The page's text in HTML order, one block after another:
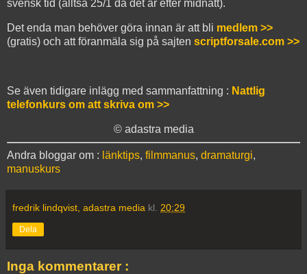
svensk tid (alltså 25/1 då det är efter midnatt).
Det enda man behöver göra innan är att bli medlem >>
(gratis) och att föranmäla sig på sajten scriptforsale.com >>
Se även tidigare inlägg med sammanfattning : Nattlig
telefonkurs om att skriva om >>
© adastra media
Andra bloggar om : länktips, filmmanus, dramaturgi,
manuskurs
fredrik lindqvist, adastra media kl. 20:29
Dela
Inga kommentarer :